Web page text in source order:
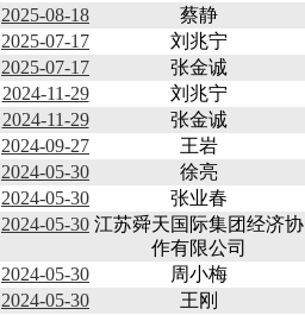
2025-08-18
蔡静
2025-07-17
刘兆宁
2025-07-17
张金诚
2024-11-29
刘兆宁
2024-11-29
张金诚
2024-09-27
王岩
2024-05-30
徐亮
2024-05-30
张业春
2024-05-30 江苏舜天国际集团经济协
作有限公司
2024-05-30 周小梅
2024-05-30
王刚